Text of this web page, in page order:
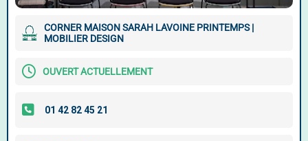
CORNER MAISON SARAH LAVOINE PRINTEMPS |
MOBILIER DESIGN
OUVERT ACTUELLEMENT